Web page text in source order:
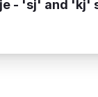
- 'sj' and 'kj'